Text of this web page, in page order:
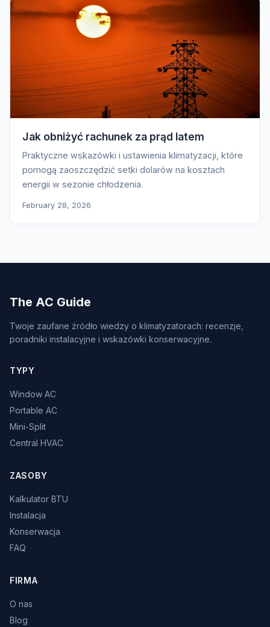
Jak obniżyć rachunek za prąd latem
Praktyczne wskazówki i ustawienia klimatyzacji, które
pomogą zaoszczędzić setki dolarów na kosztach
energii w sezonie chłodzenia.
February 28, 2026
The AC Guide
Twoje zaufane źródło wiedzy o klimatyzatorach: recenzje,
poradniki instalacyjne i wskazówki konserwacyjne.
TYPY
Window AC
Portable AC
Mini-Split
Central HVAC
ZASOBY
Kalkulator BTU
Instalacja
Konserwacja
FAQ
FIRMA
O nas
Blog